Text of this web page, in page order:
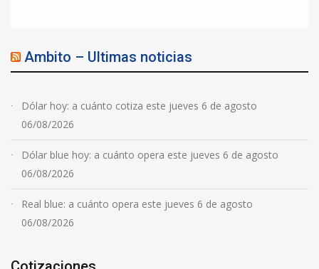
Ambito – Ultimas noticias
Dólar hoy: a cuánto cotiza este jueves 6 de agosto
06/08/2026
Dólar blue hoy: a cuánto opera este jueves 6 de agosto
06/08/2026
Real blue: a cuánto opera este jueves 6 de agosto
06/08/2026